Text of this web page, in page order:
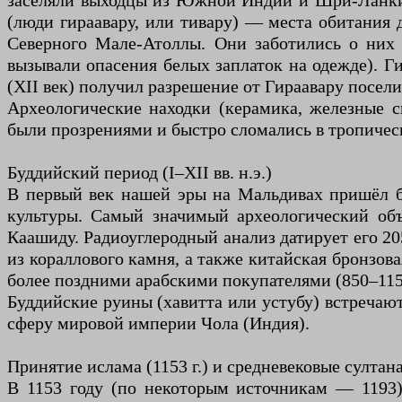
(люди гираавару, или тивару) — места обитания
Северного Мале-Атоллы. Они заботились о
вызывали опасения белых заплаток на одежде).
(XII век) получил разрешение от Гираавару
Археологические находки (керамика, железные
были прозрениями и быстро сломались в
Буддийский период (I–XII вв. н.э.)
В первый век нашей эры на Мальдивах пришёл
культуры. Самый значимый археологический
Каашиду. Радиоуглеродный анализ датирует его
из кораллового камня, а также китайская
более поздними арабскими покупателями
Буддийские руины (хавитта или устубу)
сферу мировой империи Чола (Индия).
Принятие ислама (1153 г.) и средневековые
В 1153 году (по некоторым источникам —